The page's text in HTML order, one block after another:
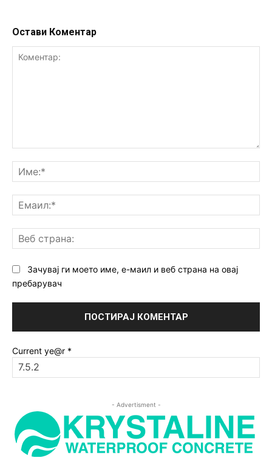
Остави Коментар
Зачувај ги моето име, е-маил и веб страна на овај
пребарувач
Current ye@r *
- Advertisment -